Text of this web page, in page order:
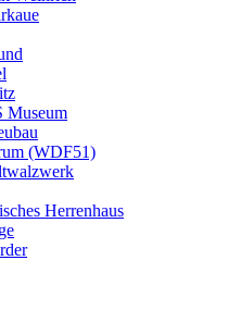
Museum
(WDF51)
Herrenhaus